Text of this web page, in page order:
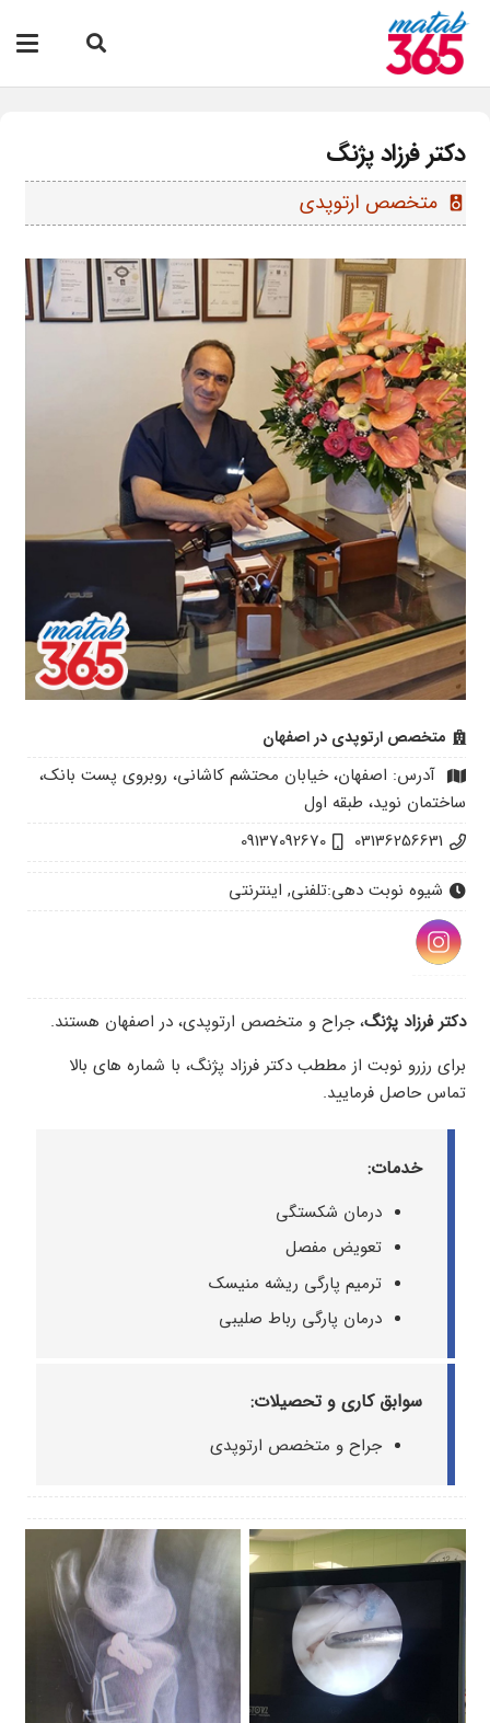
دکتر فرزاد پژنگ
speaker متخصص ارتوپدی
متخصص ارتوپدی در اصفهان
آدرس: اصفهان، خیابان محتشم کاشانی، روبروی پست بانک،
ساختمان نوید، طبقه اول
03136256631
09137092670
شیوه نوبت دهی:تلفنی, اینترنتی
دکتر فرزاد پژنگ، جراح و متخصص ارتوپدی، در اصفهان هستند.
برای رزرو نوبت از مططب دکتر فرزاد پژنگ، با شماره های بالا
تماس حاصل فرمایید.
خدمات:
درمان شکستگی
تعویض مفصل
ترمیم پارگی ریشه منیسک
درمان پارگی رباط صلیبی
سوابق کاری و تحصیلات:
جراح و متخصص ارتوپدی